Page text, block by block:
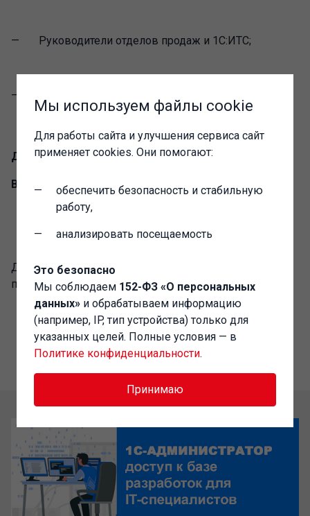
Руководители отделов продаж и 1С:ИТС;
внедрения.
Дата проведения: 18 октября 2016 г.
Время проведения: 12.00-13.00 по МСК.
Внимание! Количество мест ограничено!
Регистрируйтесь прямо сейчас!
Для того, чтобы зарегистрироваться, необходимо
прислать заявку на эл. почту:kuda@1c-profile.ru
Мы используем файлы cookie
Для работы сайта и улучшения сервиса сайт
применяет cookies. Они помогают:
обеспечить безопасность и стабильную
работу,
анализировать посещаемость
Это безопасно
Мы соблюдаем 152-ФЗ «О персональных
данных» и обрабатываем информацию
(например, IP, тип устройства) только для
указанных целей. Полные условия — в
Политике конфиденциальности.
Принимаю